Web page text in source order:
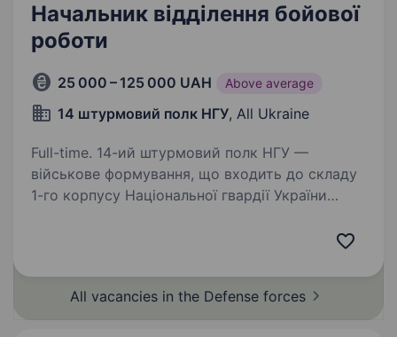
Начальник відділення бойової
роботи
25 000 – 125 000 UAH Above average
14 штурмовий полк НГУ, All Ukraine
Full-time. 14-ий штурмовий полк НГУ —
військове формування, що входить до складу
1-го корпусу Національної гвардії України
Інтернаціональний батальйон бригади Азов,
All vacancies in the Defense forces